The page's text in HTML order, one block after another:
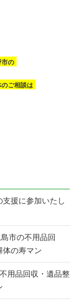
市の
ご相談は
援に参加いたし
市の不用品回
体の寿マン
用品回収・遺品整